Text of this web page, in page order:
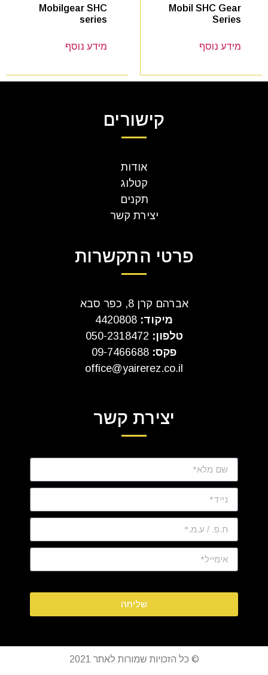
Mobil SHC Gear
Series
מידע נוסף
Mobilgear SHC
series
מידע נוסף
קישורים
אודות
קטלוג
תקנים
יצירת קשר
פרטי התקשרות
אברהם קרן 8, כפר סבא
מיקוד:
טלפון:
פקס: 09-7466688
office@yairerez.co.il
יצירת קשר
שליחה
© כל הזכויות שמורות לאתר 2021